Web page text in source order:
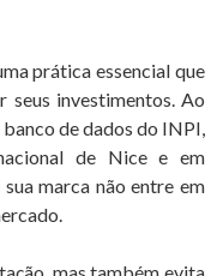
prática essencial que
investimentos. Ao
de dados do INPI,
de Nice e em
marca não entre em